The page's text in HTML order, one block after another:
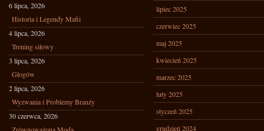
6 lipca, 2026
Historia i Legendy Mafii
4 lipca, 2026
Trening siłowy
3 lipca, 2026
Głogów
2 lipca, 2026
Wyzwania i Problemy Branży
30 czerwca, 2026
lipiec 2025
czerwiec 2025
maj 2025
kwiecień 2025
marzec 2025
luty 2025
styczeń 2025
grudzień 2024